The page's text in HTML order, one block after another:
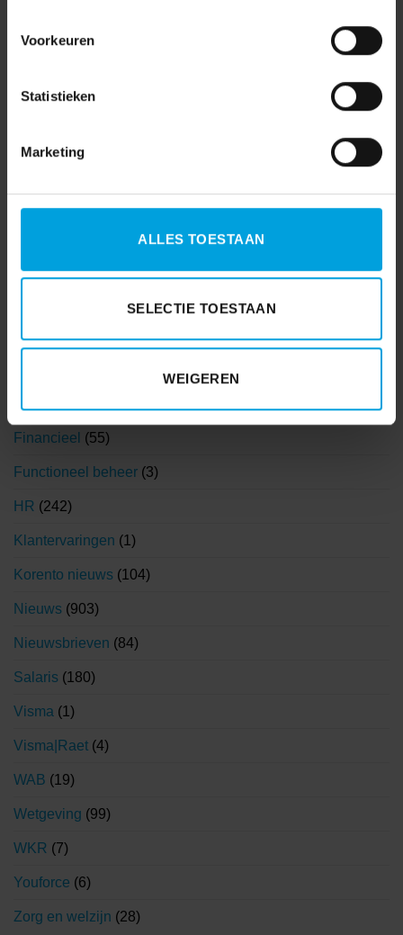
Voorkeuren
Statistieken
Marketing
ALLES TOESTAAN
SELECTIE TOESTAAN
WEIGEREN
AVG(15)
Financieel (55)
Functioneel beheer (3)
HR (242)
Klantervaringen (1)
Korento nieuws (104)
Nieuws (903)
Nieuwsbrieven (84)
Salaris (180)
Visma (1)
Visma|Raet (4)
WAB (19)
Wetgeving (99)
WKR (7)
Youforce (6)
Zorg en welzijn (28)